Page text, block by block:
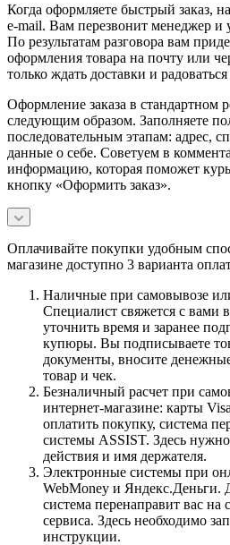
Когда оформляете быстрый заказ,
e-mail. Вам перезвонит менеджер и
По результатам разговора вам
оформления товара на почту или
только ждать доставки и
Оформление заказа в стандартном
следующим образом. Заполняете
последовательным этапам: адрес,
данные о себе. Советуем в
информацию, которая поможет
кнопку «Оформить заказ».
Оплачивайте покупки удобным
магазине доступно 3 варианта
Наличные при самовывозе
Специалист свяжется с вами
уточнить время и заранее
купюры. Вы подписываете
документы, вносите
товар и чек.
Безналичный расчет при
интернет-магазине: карты
оплатить покупку, система
системы ASSIST. Здесь
действия и имя держателя.
Электронные системы при
WebMoney и Яндекс.Деньги.
система перенаправит вас на
сервиса. Здесь необходимо
инструкции.